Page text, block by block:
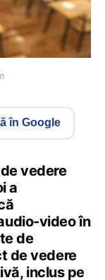
în Google
vedere
a
video în
de
de vedere
inclus pe